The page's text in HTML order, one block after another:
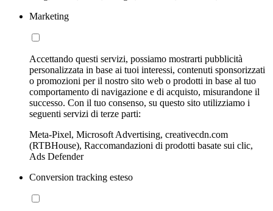
Marketing
Accettando questi servizi, possiamo mostrarti pubblicità
personalizzata in base ai tuoi interessi, contenuti sponsorizzati
o promozioni per il nostro sito web o prodotti in base al tuo
comportamento di navigazione e di acquisto, misurandone il
successo. Con il tuo consenso, su questo sito utilizziamo i
seguenti servizi di terze parti:
Meta-Pixel, Microsoft Advertising, creativecdn.com
(RTBHouse), Raccomandazioni di prodotti basate sui clic,
Ads Defender
Conversion tracking esteso